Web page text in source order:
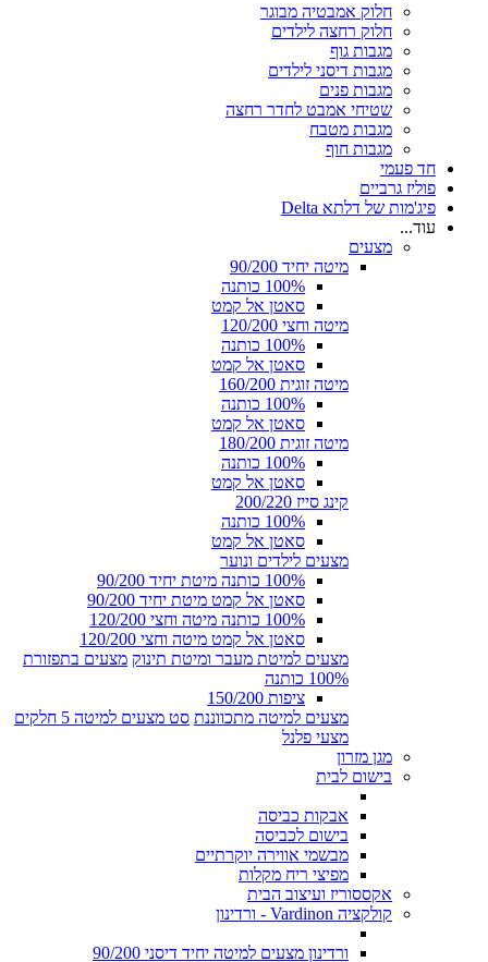
חלוק אמבטיה מבוגר
חלוק רחצה לילדים
מגבות גוף
מגבות דיסני לילדים
מגבות פנים
שטיחי אמבט לחדר רחצה
מגבות מטבח
מגבות חוף
חד פעמי
פוליז גרביים
פיג'מות של דלתא Delta
עוד...
מצעים
מיטה יחיד 90/200
100% כותנה
סאטן אל קמט
מיטה וחצי 120/200
100% כותנה
סאטן אל קמט
מיטה זוגית 160/200
100% כותנה
סאטן אל קמט
מיטה זוגית 180/200
100% כותנה
סאטן אל קמט
קינג סייז 200/220
100% כותנה
סאטן אל קמט
מצעים לילדים ונוער
100% כותנה מיטת יחיד 90/200
סאטן אל קמט מיטת יחיד 90/200
100% כותנה מיטה וחצי 120/200
סאטן אל קמט מיטה וחצי 120/200
מצעים למיטת מעבר ומיטת תינוק מצעים בתפזורת
100% כותנה
ציפות 150/200
מצעים למיטה מתכווננת סט מצעים למיטה 5 חלקים
מצעי פלנל
מגן מזרון
בישום לבית
אבקות כביסה
בישום לכביסה
מבשמי אווירה יוקרתיים
מפיצי ריח מקלות
אקססוריז ועיצוב הבית
קולקציה Vardinon - ורדינון
ורדינון מצעים למיטה יחיד דיסני 90/200